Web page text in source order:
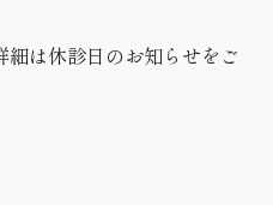
は休診日のお知らせをご